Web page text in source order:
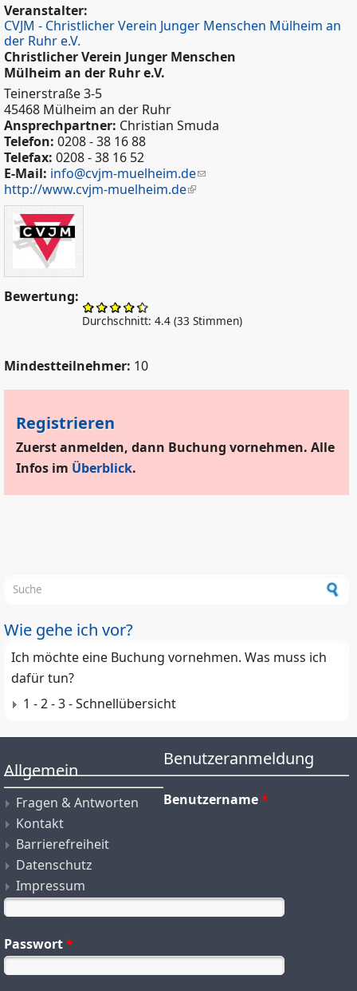
Veranstalter:
CVJM - Christlicher Verein Junger Menschen Mülheim an
der Ruhr e.V.
Christlicher Verein Junger Menschen
Mülheim an der Ruhr e.V.
Teinerstraße 3-5
45468 Mülheim an der Ruhr
Ansprechpartner: Christian Smuda
Telefon: 0208 - 38 16 88
Telefax: 0208 - 38 16 52
E-Mail: info@cvjm-muelheim.de
http://www.cvjm-muelheim.de
Bewertung:
Durchschnitt: 4.4 (33 Stimmen)
Mindestteilnehmer: 10
Registrieren
Zuerst anmelden, dann Buchung vornehmen. Alle
Infos im Überblick.
Suchformular
Wie gehe ich vor?
Ich möchte eine Buchung vornehmen. Was muss ich
dafür tun?
1 - 2 - 3 - Schnellübersicht
Allgemein
Fragen & Antworten
Kontakt
Barrierefreiheit
Datenschutz
Impressum
Benutzeranmeldung
Benutzername*
Passwort*